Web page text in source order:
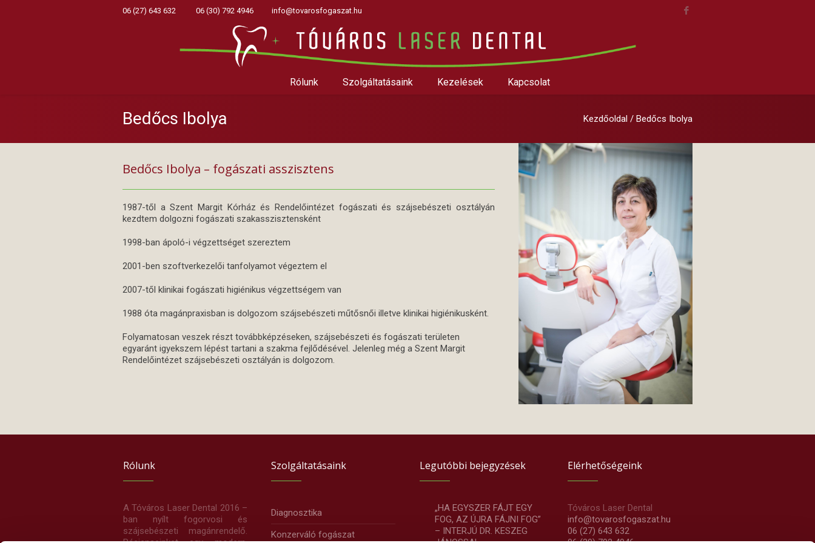
06 (27) 643 632 06 (30) 792 4946 info@tovarosfogaszat.hu
Rólunk Szolgáltatásaink Kezelések Kapcsolat
Bedőcs Ibolya Kezdőoldal / Bedőcs Ibolya
Bedőcs Ibolya – fogászati asszisztens
1987-től a Szent Margit Kórház és Rendelőintézet fogászati és szájsebészeti osztályán
kezdtem dolgozni fogászati szakasszisztensként
1998-ban ápoló-i végzettséget szereztem
2001-ben szoftverkezelői tanfolyamot végeztem el
2007-től klinikai fogászati higiénikus végzettségem van
1988 óta magánpraxisban is dolgozom szájsebészeti műtősnői illetve klinikai higiénikusként.
Folyamatosan veszek részt továbbképzéseken, szájsebészeti és fogászati területen
egyaránt igyekszem lépést tartani a szakma fejlődésével. Jelenleg még a Szent Margit
Rendelőintézet szájsebészeti osztályán is dolgozom.
Rólunk
A Tóváros Laser Dental 2016 –
ban nyílt fogorvosi és
szájsebészeti magánrendelő.
Szolgáltatásaink
Diagnosztika
Konzerváló fogászat
Legutóbbi bejegyzések
„HA EGYSZER FÁJT EGY
FOG, AZ ÚJRA FÁJNI FOG”
– INTERJÚ DR. KESZEG
Elérhetőségeink
Tóváros Laser Dental
info@tovarosfogaszat.hu
06 (27) 643 632